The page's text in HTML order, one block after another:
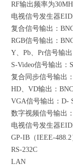
RF输出频率为
电视信号发生器
复合信号输出：
RGB信号输出：
Y、Pb、Pr信号输
S-Video信号输出：
复合同步信号输出
HD、VD输出：
VGA信号输出：D-
数字视频信号输出
电视信号发生器
GP-IB（IEEE-488.2
RS-232C
LAN